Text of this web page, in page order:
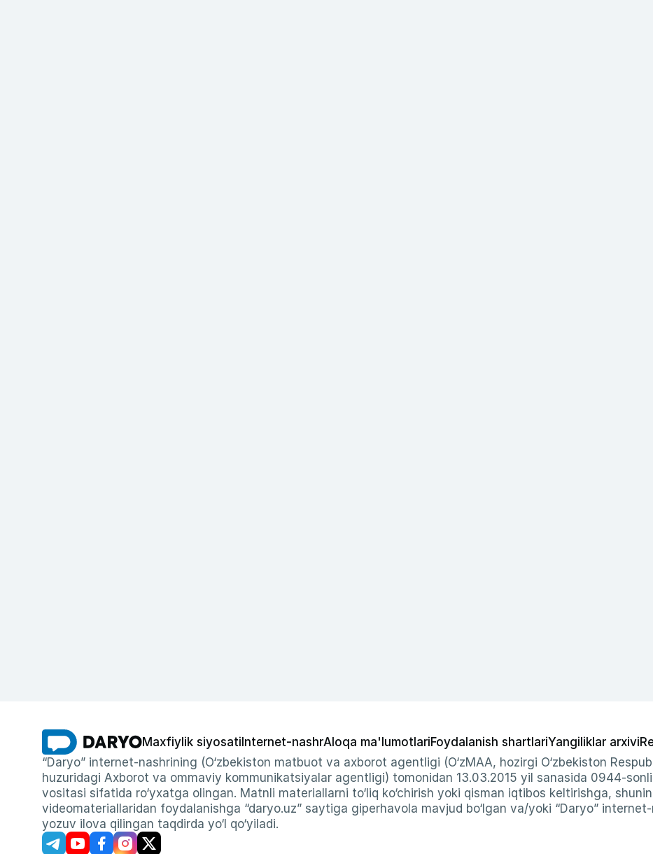
Maxfiylik siyosati Internet-nashrAloqa ma'lumotlariFoydalanish shartlariYangiliklar arxivi
“Daryo” internet-nashrining (O‘zbekiston matbuot va axborot agentligi (O‘zMAA, hozirgi O‘zbekiston
huzuridagi Axborot va ommaviy kommunikatsiyalar agentligi) tomonidan 13.03.2015 yil sanasida 0944-
vositasi sifatida ro‘yxatga olingan. Matnli materiallarni to‘liq ko‘chirish yoki qisman iqtibos keltirishga,
videomateriallaridan foydalanishga “daryo.uz” saytiga giperhavola mavjud bo‘lgan va/yoki “Daryo”
yozuv ilova qilingan taqdirda yo‘l qo‘yiladi.